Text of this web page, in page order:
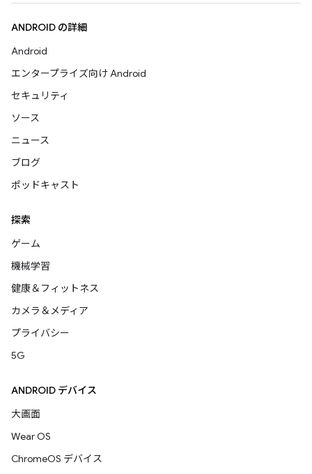
ANDROID の詳細
Android
エンタープライズ向け Android
セキュリティ
ソース
ニュース
ブログ
ポッドキャスト
探索
ゲーム
機械学習
健康＆フィットネス
カメラ＆メディア
プライバシー
5G
ANDROID デバイス
大画面
Wear OS
ChromeOS デバイス